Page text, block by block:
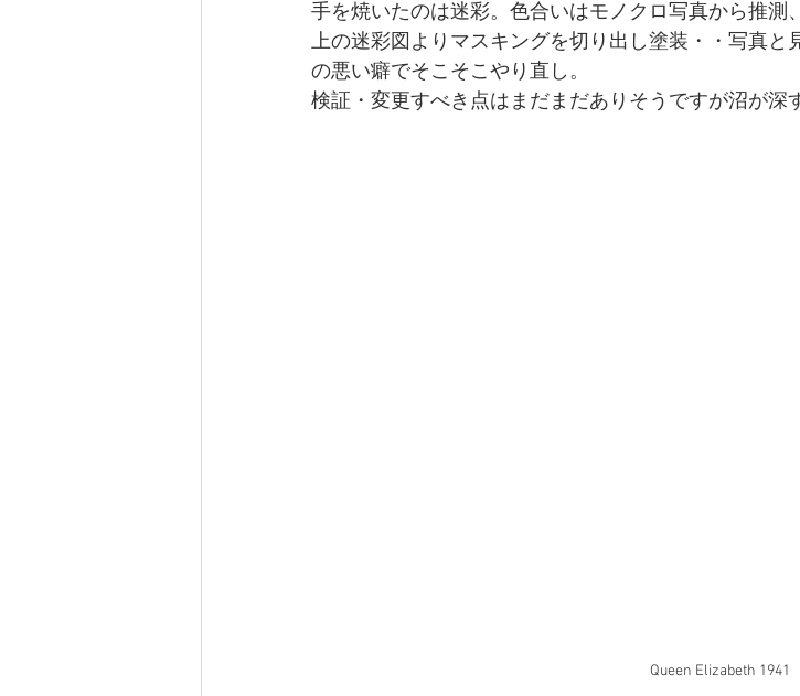
手を焼いたのは迷彩。色合いはモノクロ写真から推測
上の迷彩図よりマスキングを切り出し塗装・・写真と
の悪い癖でそこそこやり直し。
検証・変更すべき点はまだまだありそうですが沼が深
Queen Elizabeth 1941